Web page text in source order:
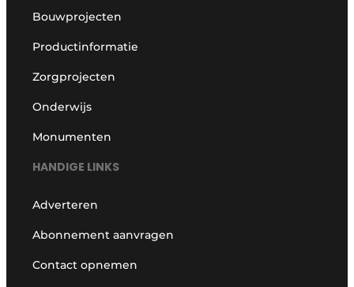
Bouwprojecten
Productinformatie
Zorgprojecten
Onderwijs
Monumenten
HANDIGE LINKS
Adverteren
Abonnement aanvragen
Contact opnemen